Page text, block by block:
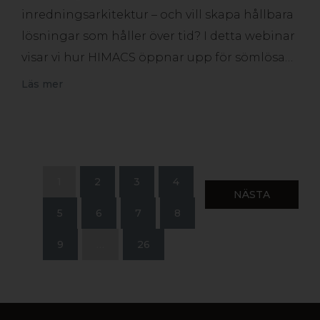
inredningsarkitektur – och vill skapa hållbara
lösningar som håller över tid? I detta webinar
visar vi hur HIMACS öppnar upp för sömlösa…
Läs mer
NÄSTA
2 3 4
5 6 7 8
9 26